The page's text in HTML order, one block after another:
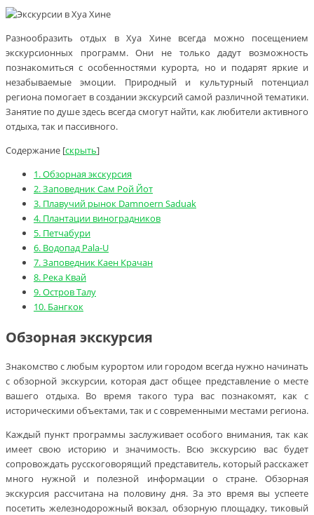
Разнообразить отдых в Хуа Хине всегда можно посещением
экскурсионных программ. Они не только дадут возможность
познакомиться с особенностями курорта, но и подарят яркие и
незабываемые эмоции. Природный и культурный потенциал
региона помогает в создании экскурсий самой различной тематики.
Занятие по душе здесь всегда смогут найти, как любители активного
отдыха, так и пассивного.
Содержание [скрыть]
1.Обзорная экскурсия
2.Заповедник Сам Рой Йот
3. Плавучий рынок Damnoern Saduak
4. Плантации виноградников
5. Петчабури
6. Водопад Pala-U
7.Заповедник Каен Крачан
8. Река Квай
9.Остров Талу
10. Бангкок
Обзорная экскурсия
Знакомство с любым курортом или городом всегда нужно начинать
с обзорной экскурсии, которая даст общее представление о месте
вашего отдыха. Во время такого тура вас познакомят, как с
историческими объектами, так и с современными местами региона.
Каждый пункт программы заслуживает особого внимания, так как
имеет свою историю и значимость. Всю экскурсию вас будет
сопровождать русскоговорящий представитель, который расскажет
много нужной и полезной информации о стране. Обзорная
экскурсия рассчитана на половину дня. За это время вы успеете
посетить железнодорожный вокзал, обзорную площадку, тиковый